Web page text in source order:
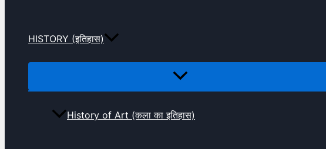
HISTORY (इतिहास)
History of Art (कला का इतिहास)